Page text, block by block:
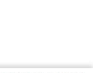
到店，7天內取。逾期後